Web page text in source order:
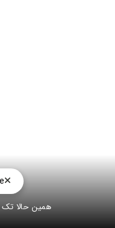
همین حالا تک